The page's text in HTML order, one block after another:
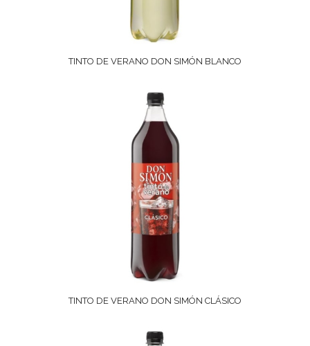
TINTO DE VERANO DON SIMÓN BLANCO
TINTO DE VERANO DON SIMÓN CLÁSICO